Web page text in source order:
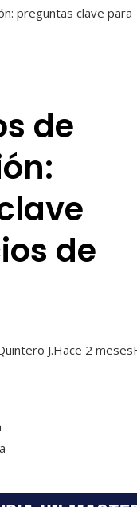
preguntas clave para
de
de
J.Hace 2 meses